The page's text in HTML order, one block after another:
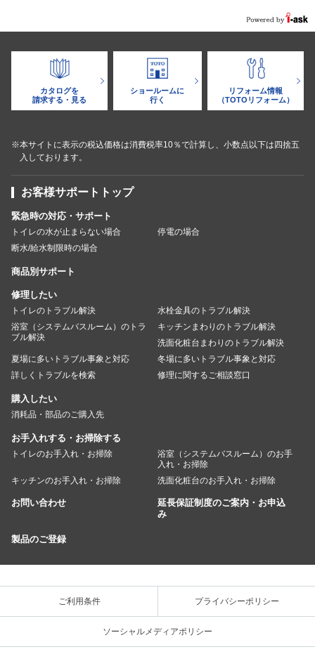
カタログを
請求する・見る
ショールームに
行く
リフォーム情報
（TOTOリフォーム）
※本サイトに表示の税込価格は消費税率10％で計算し、小数点以下は四捨五
入しております。
お客様サポートトップ
緊急時の対応・サポート
トイレの水が止まらない場合
停電の場合
断水/給水制限時の場合
商品別サポート
修理したい
トイレのトラブル解決
水栓金具のトラブル解決
浴室（システムバスルーム）のトラ
ブル解決
キッチンまわりのトラブル解決
洗面化粧台まわりのトラブル解決
夏場に多いトラブル事象と対応
冬場に多いトラブル事象と対応
詳しくトラブルを検索
修理に関するご相談窓口
購入したい
消耗品・部品のご購入先
お手入れする・お掃除する
トイレのお手入れ・お掃除
浴室（システムバスルーム）のお手
入れ・お掃除
キッチンのお手入れ・お掃除
洗面化粧台のお手入れ・お掃除
お問い合わせ
延長保証制度のご案内・お申込
み
製品のご登録
ご利用条件 プライバシーポリシー
ソーシャルメディアポリシー